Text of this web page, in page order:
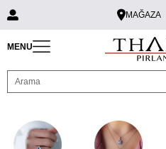
MAĞAZA
MENU